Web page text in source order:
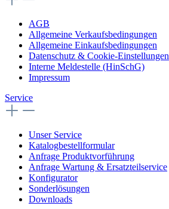
AGB
Allgemeine Verkaufsbedingungen
Allgemeine Einkaufsbedingungen
Datenschutz & Cookie-Einstellungen
Interne Meldestelle (HinSchG)
Impressum
Service
Unser Service
Katalogbestellformular
Anfrage Produktvorführung
Anfrage Wartung & Ersatzteilservice
Konfigurator
Sonderlösungen
Downloads